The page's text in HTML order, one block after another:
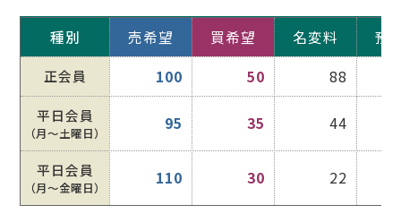
種別 売希望 買希望 名変料 預
正会員 100 50 88
平日会員
（月〜土曜日） 95 35 44
平日会員
（月〜金曜日） 110 30 22